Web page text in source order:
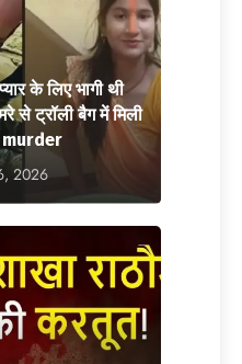
के लिए भागी थी
से ट्रॉली बैग में मिली
2026